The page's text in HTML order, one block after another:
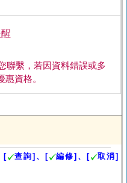
聯繫，若因資料錯誤或多
資格。
[ 查詢]、[ 編修]、[ 取消]